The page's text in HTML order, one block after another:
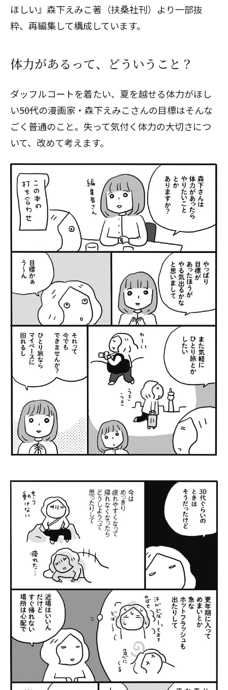
ほしい』 森下えみこ著（扶桑社刊）より一部抜
粋、再編集して構成しています。
体力があるって、どういうこと？
ダッフルコートを着たい、夏を越せる体力がほし
い――50代の漫画家・森下えみこさんの目標はそんな
ごく普通のこと。失って気付く体力の大切さにつ
いて、改めて考えます。